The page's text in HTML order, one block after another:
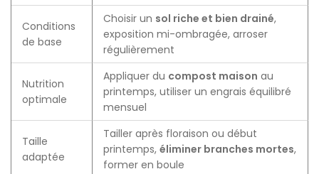
Conditions
de base
Choisir un sol riche et bien drainé,
exposition mi-ombragée, arroser
régulièrement
Nutrition
optimale
Appliquer du compost maison au
printemps, utiliser un engrais équilibré
mensuel
Taille
adaptée
Tailler après floraison ou début
printemps, éliminer branches mortes,
former en boule